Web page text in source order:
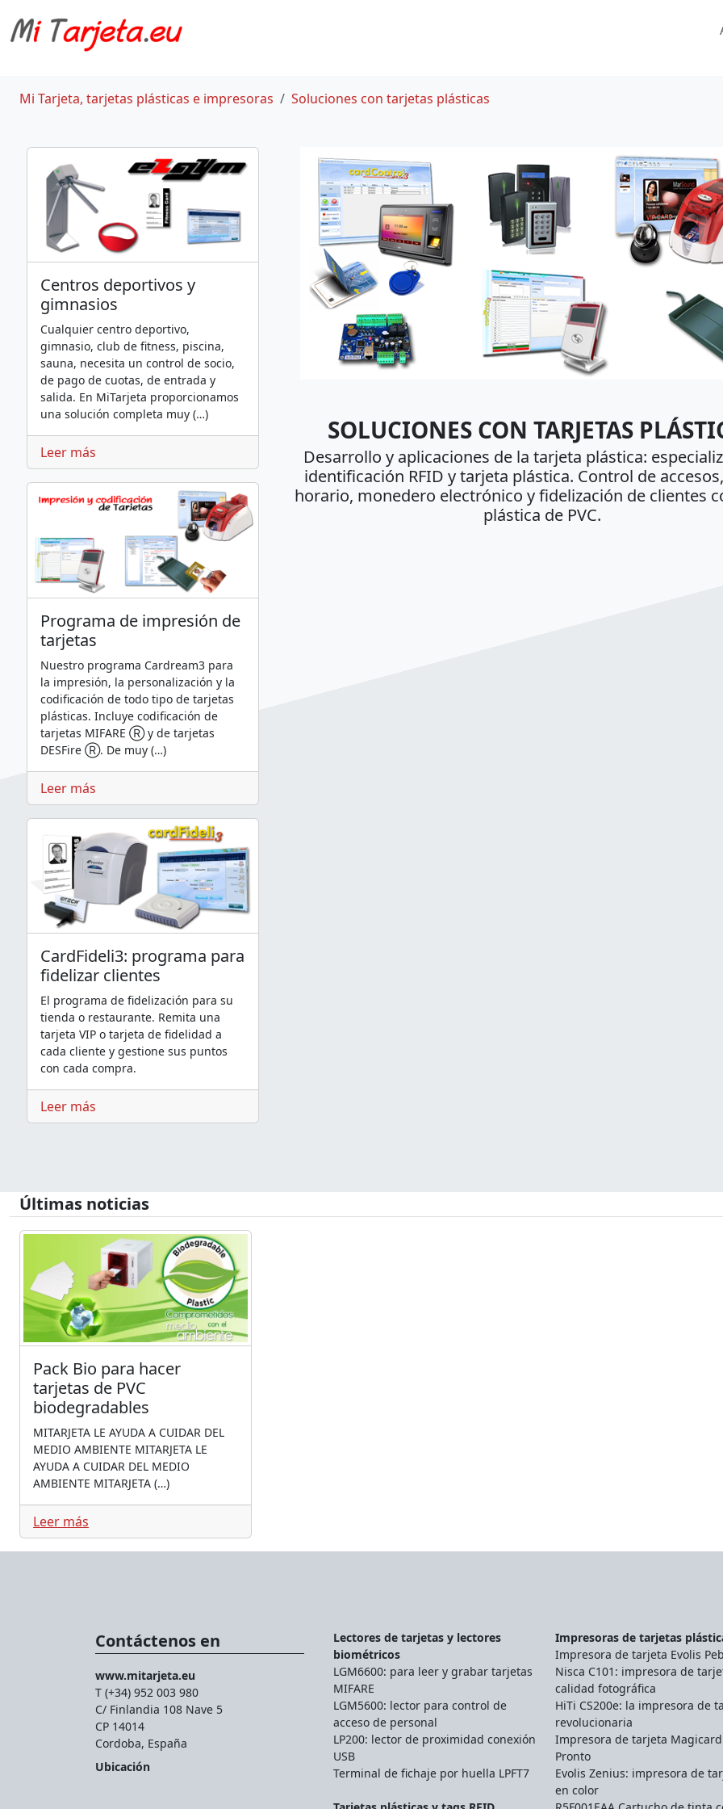
Mi Tarjeta, tarjetas plásticas e impresoras Soluciones con tarjetas plásticas
SOLUCIONES CON TARJETAS
Desarrollo y aplicaciones de la tarjeta plástica:
identificación RFID y tarjeta plástica. Control de
horario, monedero electrónico y fidelización de clientes
plástica de PVC.
Centros deportivos y
gimnasios
Cualquier centro deportivo,
gimnasio, club de fitness, piscina,
sauna, necesita un control de socio,
de pago de cuotas, de entrada y
salida. En MiTarjeta proporcionamos
una solución completa muy (…)
Leer más
Programa de impresión de
tarjetas
Nuestro programa Cardream3 para
la impresión, la personalización y la
codificación de todo tipo de tarjetas
plásticas. Incluye codificación de
tarjetas MIFARE Ⓡ y de tarjetas
DESFire Ⓡ. De muy (…)
Leer más
CardFideli3: programa para
fidelizar clientes
El programa de fidelización para su
tienda o restaurante. Remita una
tarjeta VIP o tarjeta de fidelidad a
cada cliente y gestione sus puntos
con cada compra.
Leer más
Últimas noticias
Pack Bio para hacer
tarjetas de PVC
biodegradables
MITARJETA LE AYUDA A CUIDAR DEL
MEDIO AMBIENTE MITARJETA LE
AYUDA A CUIDAR DEL MEDIO
AMBIENTE MITARJETA (…)
Leer más
Contáctenos en
www.mitarjeta.eu
T (+34) 952 003 980
C/ Finlandia 108 Nave 5
CP 14014
Cordoba, España
Ubicación
Lectores de tarjetas y lectores
biométricos
LGM6600: para leer y grabar tarjetas
MIFARE
LGM5600: lector para control de
acceso de personal
LP200: lector de proximidad conexión
USB
Terminal de fichaje por huella LPFT7
Impresoras de tarjetas
Impresora de tarjeta Evolis
Nisca C101: impresora de
calidad fotográfica
HiTi CS200e: la impresora de
revolucionaria
Impresora de tarjeta Magicard
Pronto
Evolis Zenius: impresora de
en color